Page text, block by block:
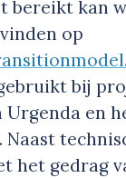
bereikt kan
op
bij
Urgenda en
het gedrag